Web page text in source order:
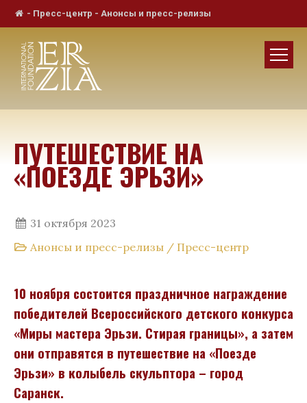
- Пресс-центр -Анонсы и пресс-релизы
ПУТЕШЕСТВИЕ НА
«ПОЕЗДЕ ЭРЬЗИ»
31 октября 2023
Анонсы и пресс-релизы / Пресс-центр
10 ноября состоится праздничное награждение
победителей Всероссийского детского конкурса
«Миры мастера Эрьзи. Стирая границы», а затем
они отправятся в путешествие на «Поезде
Эрьзи» в колыбель скульптора – город
Саранск.